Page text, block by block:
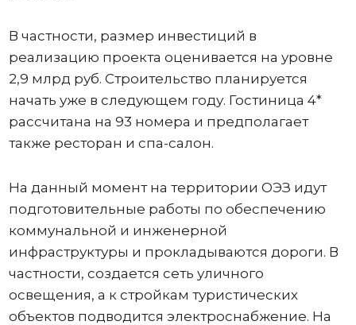
В частности, размер инвестиций в
реализацию проекта оценивается на уровне
2,9 млрд руб. Строительство планируется
начать уже в следующем году. Гостиница 4*
рассчитана на 93 номера и предполагает
также ресторан и спа-салон.
На данный момент на территории ОЭЗ идут
подготовительные работы по обеспечению
коммунальной и инженерной
инфраструктуры и прокладываются дороги. В
частности, создается сеть уличного
освещения, а к стройкам туристических
объектов подводится электроснабжение. На